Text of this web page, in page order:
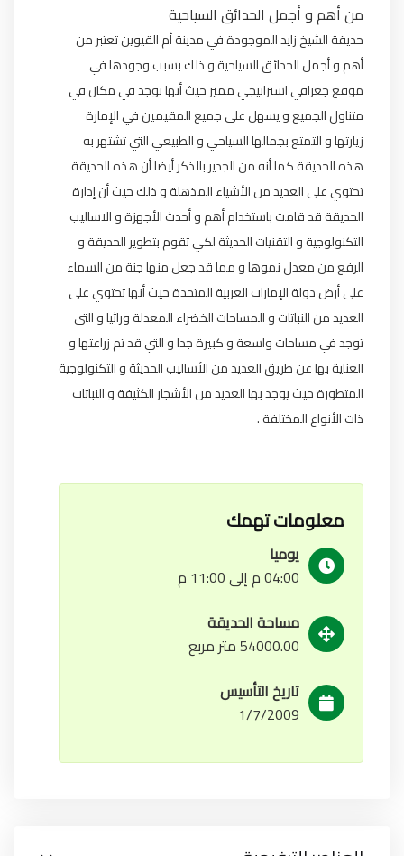
من أهم و أجمل الحدائق السياحية
حديقة الشيخ زايد الموجودة في مدينة أم القيوين تعتبر من
أهم و أجمل الحدائق السياحية و ذلك بسبب وجودها في
موقع جغرافي استراتيجي مميز حيث أنها توجد في مكان في
متناول الجميع و يسهل على جميع المقيمين في الإمارة
زيارتها و التمتع بجمالها السياحي و الطبيعي التي تشتهر به
هذه الحديقة كما أنه من الجدير بالذكر أيضا أن هذه الحديقة
تحتوي على العديد من الأشياء المذهلة و ذلك حيث أن إدارة
الحديقة قد قامت باستخدام أهم و أحدث الأجهزة و الاساليب
التكنولوجية و التقنيات الحديثة لكي تقوم بتطوير الحديقة و
الرفع من معدل نموها و مما قد جعل منها جنة من السماء
على أرض دولة الإمارات العربية المتحدة حيث أنها تحتوي على
العديد من النباتات و المساحات الخضراء المعدلة وراثيا و التي
توجد في مساحات واسعة و كبيرة جدا و التي قد تم زراعتها و
العناية بها عن طريق العديد من الأساليب الحديثة و التكنولوجية
المتطورة حيث يوجد بها العديد من الأشجار الكثيفة و النباتات
ذات الأنواع المختلفة .
معلومات تهمك
يوميا
04:00 م إلى 11:00 م
مساحة الحديقة
54000.00 متر مربع
تاريخ التأسيس
1/7/2009